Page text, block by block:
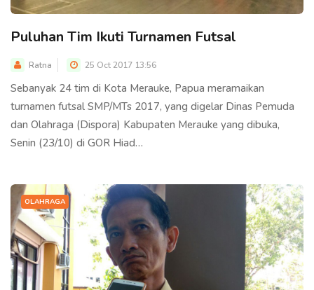
Puluhan Tim Ikuti Turnamen Futsal
Ratna 25 Oct 2017 13:56
Sebanyak 24 tim di Kota Merauke, Papua meramaikan
turnamen futsal SMP/MTs 2017, yang digelar Dinas Pemuda
dan Olahraga (Dispora) Kabupaten Merauke yang dibuka,
Senin (23/10) di GOR Hiad…
OLAHRAGA